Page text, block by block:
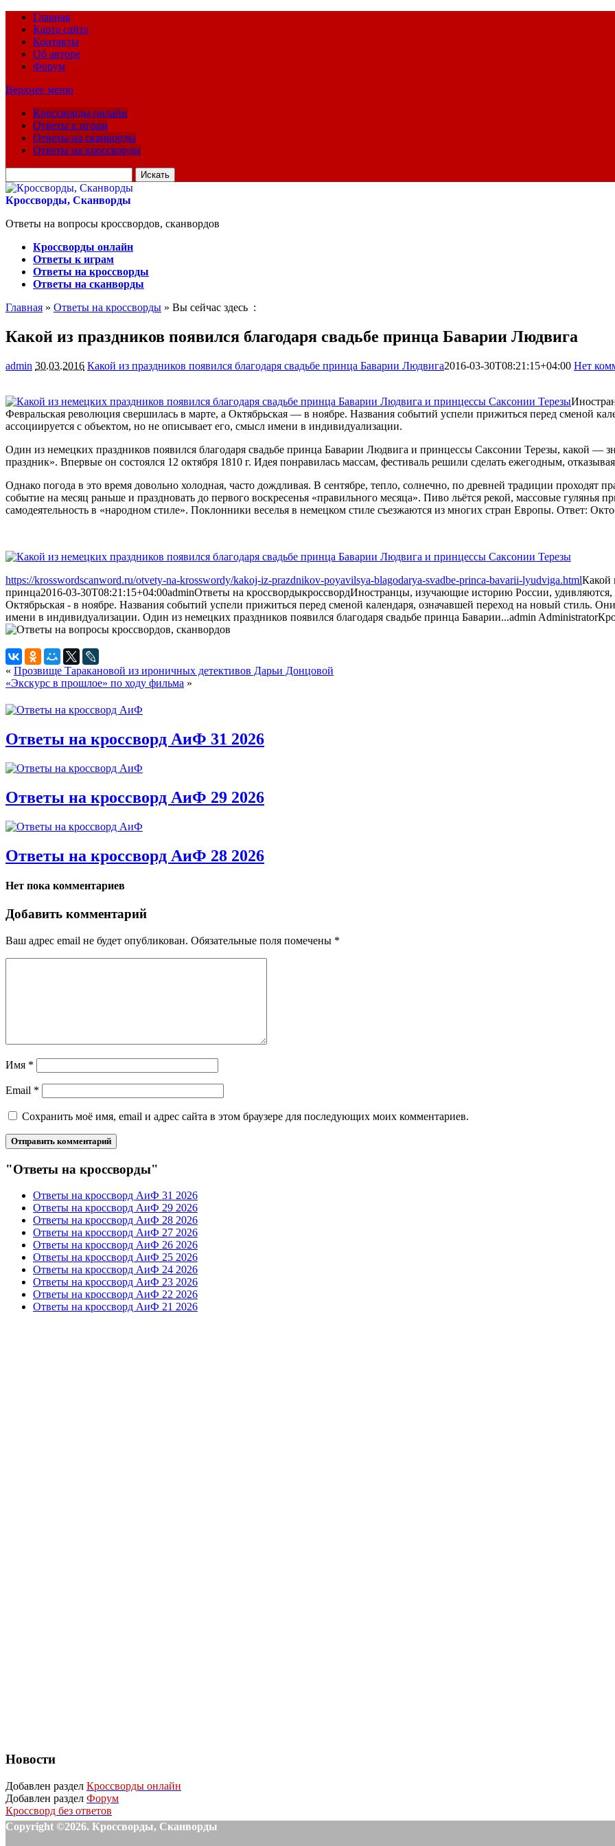
Главная
Карта сайта
Контакты
Об авторе
Форум
Верхнее меню
Кроссворды онлайн
Ответы к играм
Ответы на сканворды
Ответы на кроссворды
для:
Кроссворды, Сканворды
Ответы на вопросы кроссвордов, сканвордов
Кроссворды онлайн
Ответы к играм
Ответы на кроссворды
Ответы на сканворды
Главная » Ответы на кроссворды » Вы сейчас здесь :
Какой из праздников появился благодаря свадьбе принца Баварии Людвига
admin 30.03.2016 Какой из праздников появился благодаря свадьбе принца Баварии Людвига2016-03-30T08:21:15+04:00 Нет
Февральская революция свершилась в марте, а Октябрьская — в ноябре. Названия событий успели прижиться перед сменой
ассоциируется с объектом, но не описывает его, смысл имени в индивидуализации.
Один из немецких праздников появился благодаря свадьбе принца Баварии Людвига и принцессы Саксонии Терезы, какой —
праздник». Впервые он состоялся 12 октября 1810 г. Идея понравилась массам, фестиваль решили сделать ежегодным,
Однако погода в это время довольно холодная, часто дождливая. В сентябре, тепло, солнечно, по древней традиции проходят
событие на месяц раньше и праздновать до первого воскресенья «правильного месяца». Пиво льётся рекой, массовые
самодеятельность в «народном стиле». Поклонники веселья в немецком стиле съезжаются из многих стран Европы. Ответ:
https://krosswordscanword.ru/otvety-na-krosswordy/kakoj-iz-prazdnikov-poyavilsya-blagodarya-svadbe-princa-bavarii-lyudviga.htmlКакой
принца2016-03-30T08:21:15+04:00adminОтветы на кроссвордыкроссвордИностранцы, изучающие историю России, удивляются,
Октябрьская - в ноябре. Названия событий успели прижиться перед сменой календаря, означавшей переход на новый стиль.
имени в индивидуализации. Один из немецких праздников появился благодаря свадьбе принца Баварии...admin Administrator
« Прозвище Таракановой из ироничных детективов Дарьи Донцовой
«Экскурс в прошлое» по ходу фильма »
Ответы на кроссворд АиФ 31 2026
Ответы на кроссворд АиФ 29 2026
Ответы на кроссворд АиФ 28 2026
Нет пока комментариев
Добавить комментарий
Ваш адрес email не будет опубликован. Обязательные поля помечены *
Имя *
Email *
Сохранить моё имя, email и адрес сайта в этом браузере для последующих моих комментариев.
"Ответы на кроссворды"
Ответы на кроссворд АиФ 31 2026
Ответы на кроссворд АиФ 29 2026
Ответы на кроссворд АиФ 28 2026
Ответы на кроссворд АиФ 27 2026
Ответы на кроссворд АиФ 26 2026
Ответы на кроссворд АиФ 25 2026
Ответы на кроссворд АиФ 24 2026
Ответы на кроссворд АиФ 23 2026
Ответы на кроссворд АиФ 22 2026
Ответы на кроссворд АиФ 21 2026
Новости
Добавлен раздел Кроссворды онлайн
Добавлен раздел Форум
Кроссворд без ответов
Copyright ©2026. Кроссворды, Сканворды